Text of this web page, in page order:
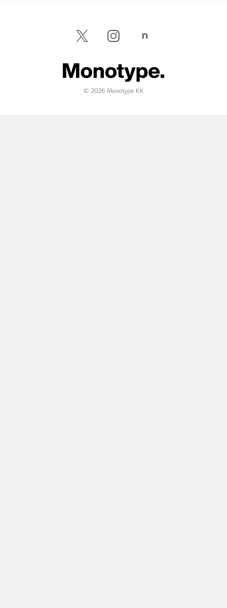
© 2026 Monotype KK